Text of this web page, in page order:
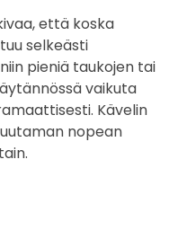
että koska
selkeästi
pieniä taukojen tai
vaikuta
Kävelin
nopean